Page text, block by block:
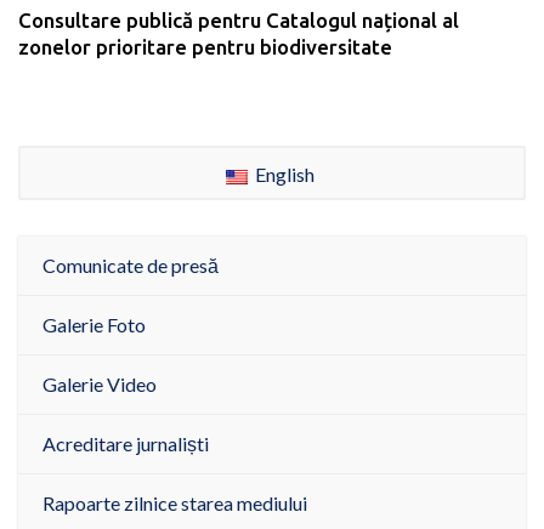
Consultare publică pentru Catalogul național al
zonelor prioritare pentru biodiversitate
English
Comunicate de presă
Galerie Foto
Galerie Video
Acreditare jurnaliști
Rapoarte zilnice starea mediului